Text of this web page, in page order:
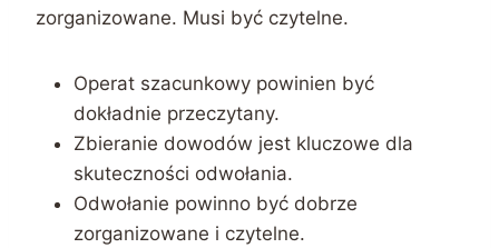
zorganizowane. Musi być czytelne.
Operat szacunkowy powinien być
dokładnie przeczytany.
Zbieranie dowodów jest kluczowe dla
skuteczności odwołania.
Odwołanie powinno być dobrze
zorganizowane i czytelne.